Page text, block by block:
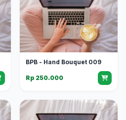
BPB - Hand Bouquet 009
Rp 250.000